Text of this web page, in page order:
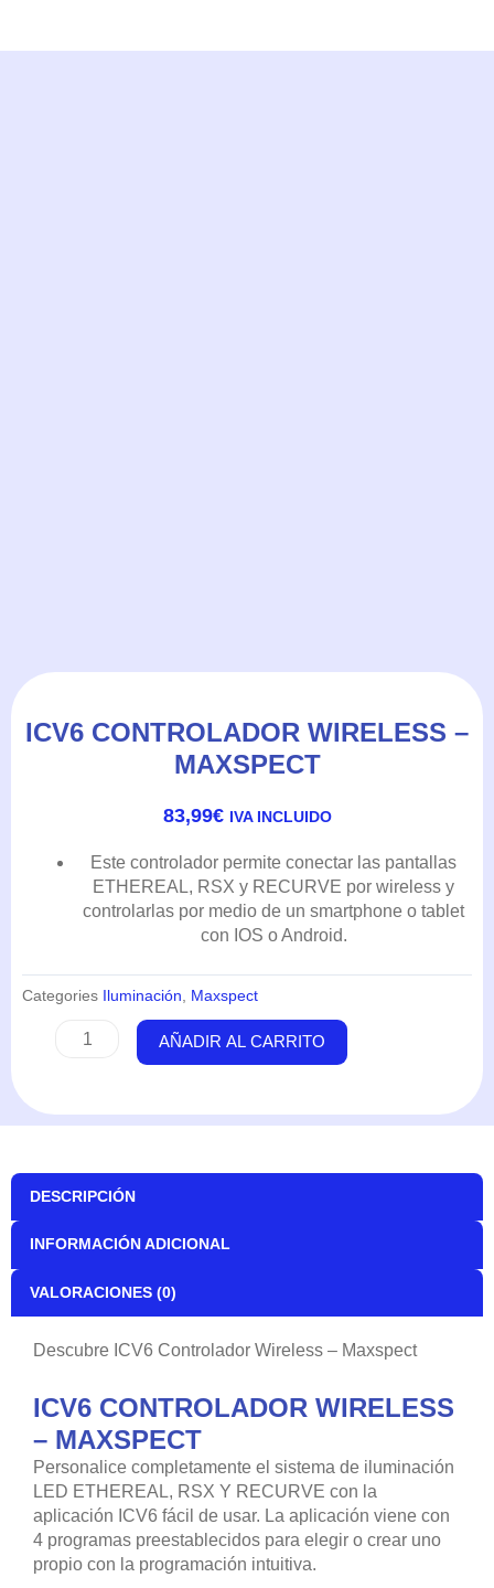
ICV6 CONTROLADOR WIRELESS –
MAXSPECT
83,99€ IVA INCLUIDO
Este controlador permite conectar las pantallas
ETHEREAL, RSX y RECURVE por wireless y
controlarlas por medio de un smartphone o tablet
con IOS o Android.
Categories Iluminación Maxspect
ICV6
Controlador
Maxspect
AÑADIR AL CARRITO
DESCRIPCIÓN
INFORMACIÓN ADICIONAL
VALORACIONES (0)
Descubre ICV6 Controlador Wireless – Maxspect
ICV6 CONTROLADOR WIRELESS
– MAXSPECT
Personalice completamente el sistema de iluminación
LED ETHEREAL, RSX Y RECURVE con la
aplicación ICV6 fácil de usar. La aplicación viene con
4 programas preestablecidos para elegir o crear uno
propio con la programación intuitiva.